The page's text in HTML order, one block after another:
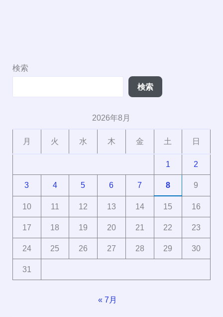
検索
検索
2026年8月
月 火 水 木 金 土 日
1 2
3 4 5 6 7 8 9
10 11 12 13 14 15 16
17 18 19 20 21 22 23
24 25 26 27 28 29 30
31
« 7月